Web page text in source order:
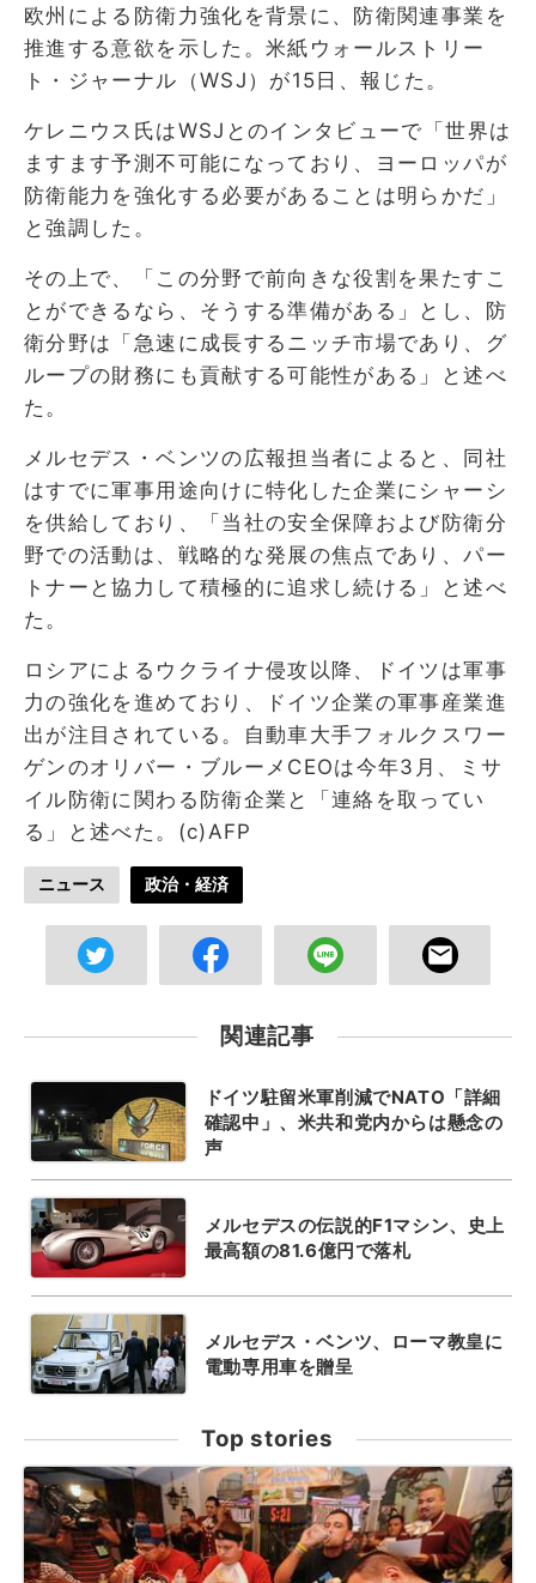
欧州による防衛力強化を背景に、防衛関連事業を
推進する意欲を示した。米紙ウォールストリー
ト・ジャーナル（WSJ）が15日、報じた。
ケレニウス氏はWSJとのインタビューで「世界は
ますます予測不可能になっており、ヨーロッパが
防衛能力を強化する必要があることは明らかだ」
と強調した。
その上で、「この分野で前向きな役割を果たすこ
とができるなら、そうする準備がある」とし、防
衛分野は「急速に成長するニッチ市場であり、グ
ループの財務にも貢献する可能性がある」と述べ
た。
メルセデス・ベンツの広報担当者によると、同社
はすでに軍事用途向けに特化した企業にシャーシ
を供給しており、「当社の安全保障および防衛分
野での活動は、戦略的な発展の焦点であり、パー
トナーと協力して積極的に追求し続ける」と述べ
た。
ロシアによるウクライナ侵攻以降、ドイツは軍事
力の強化を進めており、ドイツ企業の軍事産業進
出が注目されている。自動車大手フォルクスワー
ゲンのオリバー・ブルーメCEOは今年3月、ミサ
イル防衛に関わる防衛企業と「連絡を取ってい
る」と述べた。(c)AFP
ニュース 政治・経済
関連記事
ドイツ駐留米軍削減でNATO「詳細
確認中」、米共和党内からは懸念の
声
メルセデスの伝説的F1マシン、史上
最高額の81.6億円で落札
メルセデス・ベンツ、ローマ教皇に
電動専用車を贈呈
Top stories